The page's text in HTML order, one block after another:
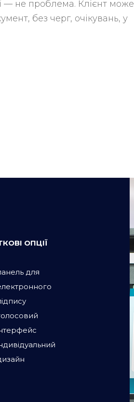
— не проблема. Клієнт може
без черг, очікувань, у
ОПЦІЇ
для